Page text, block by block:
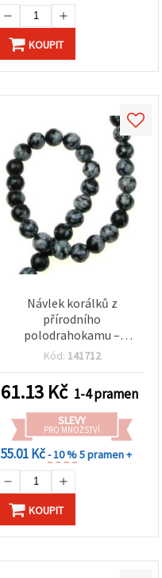
KOUPIT
Návlek korálků z
přírodního
polodrahokamu –
sněhový obsidián, kulaté 6
Kód: 141712
61.13 Kč 1-4 pramen
SLEVY
PRO MNOŽSTVÍ
55.01 Kč- 10 %5 pramen +
KOUPIT